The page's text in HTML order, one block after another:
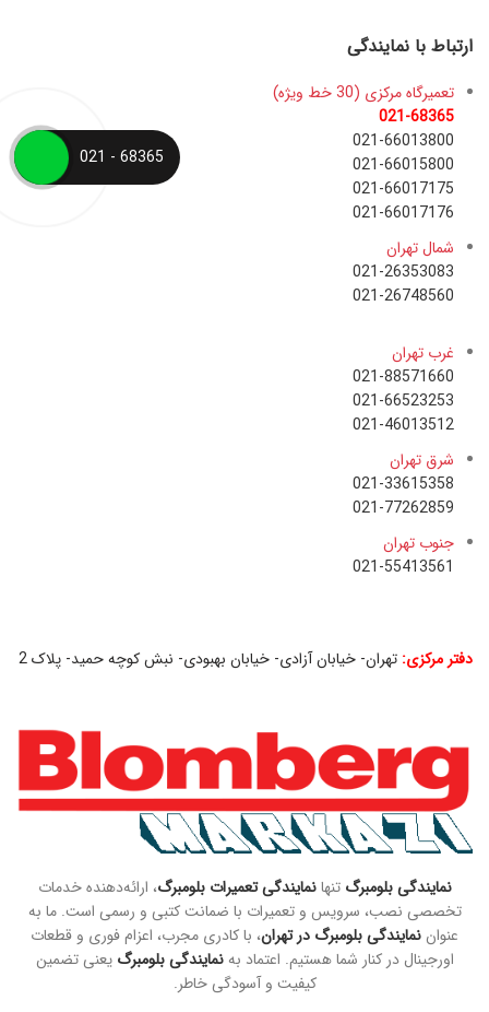
ارتباط با نمایندگی
تعمیرگاه مرکزی (30 خط ویژه)
021-68365
021-66013800
021-66015800
021-66017175
021-66017176
شمال تهران
021-26353083
021-26748560
غرب تهران
021-88571660
021-66523253
021-46013512
شرق تهران
021-33615358
021-77262859
جنوب تهران
021-55413561
دفتر مرکزی: تهران- خیابان آزادی- خیابان بهبودی- نبش کوچه حمید- پلاک 2
نمایندگی بلومبرگ تنهانمایندگی تعمیرات بلومبرگ، ارائه‌دهنده خدمات
تخصصی نصب، سرویس و تعمیرات با ضمانت کتبی و رسمی است. ما به
عنوان نمایندگی بلومبرگ در تهران، با کادری مجرب، اعزام فوری و قطعات
اورجینال در کنار شما هستیم. اعتماد بهنمایندگی بلومبرگ یعنی تضمین
کیفیت و آسودگی خاطر.
68365 - 021